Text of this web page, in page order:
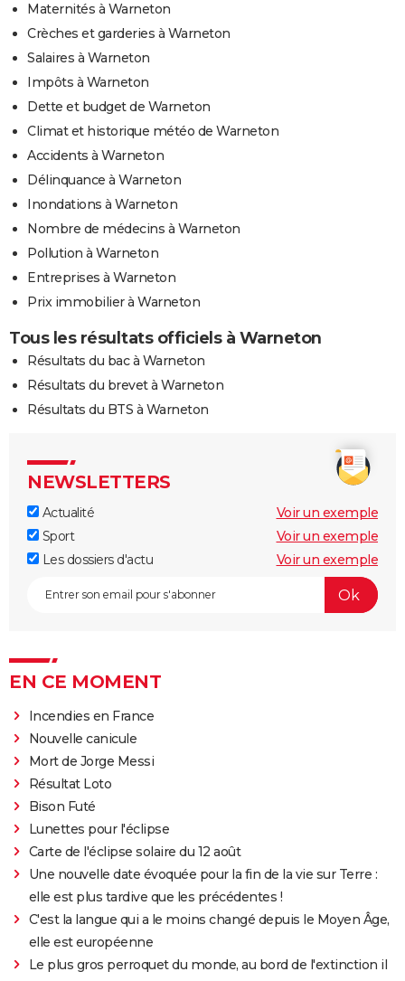
Maternités à Warneton
Crèches et garderies à Warneton
Salaires à Warneton
Impôts à Warneton
Dette et budget de Warneton
Climat et historique météo de Warneton
Accidents à Warneton
Délinquance à Warneton
Inondations à Warneton
Nombre de médecins à Warneton
Pollution à Warneton
Entreprises à Warneton
Prix immobilier à Warneton
Tous les résultats officiels à Warneton
Résultats du bac à Warneton
Résultats du brevet à Warneton
Résultats du BTS à Warneton
NEWSLETTERS
Actualité
Voir un exemple
Sport
Voir un exemple
Les dossiers d'actu
Voir un exemple
EN CE MOMENT
Incendies en France
Nouvelle canicule
Mort de Jorge Messi
Résultat Loto
Bison Futé
Lunettes pour l'éclipse
Carte de l'éclipse solaire du 12 août
Une nouvelle date évoquée pour la fin de la vie sur Terre :
elle est plus tardive que les précédentes !
C'est la langue qui a le moins changé depuis le Moyen Âge,
elle est européenne
Le plus gros perroquet du monde, au bord de l'extinction il